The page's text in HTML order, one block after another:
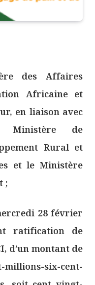
des Affaires
Africaine et
en liaison avec
Ministère de
Rural et
et le Ministère
;
28 février
ratification de
d’un montant de
six-cent-